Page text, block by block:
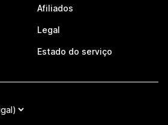
Afiliados
Legal
Estado do serviço